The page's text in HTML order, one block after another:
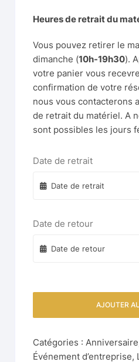
Heures de retrait du
Vous pouvez retirer le
dimanche (10h-19h30).
votre panier vous
confirmation de votre
nous vous contacterons
de retrait du matériel. A
sont possibles les jours
Date de retrait
Date de retour
AJOUTER
Catégories : Anniversaire
Événement d’entreprise,